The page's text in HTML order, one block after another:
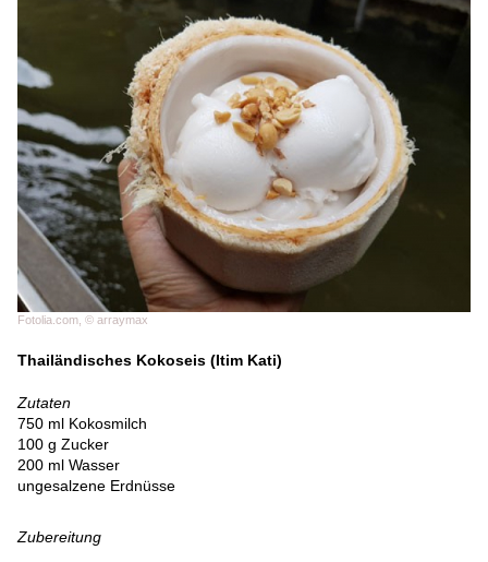
Fotolia.com, © arraymax
Thailändisches Kokoseis (Itim Kati)
Zutaten
750 ml Kokosmilch
100 g Zucker
200 ml Wasser
ungesalzene Erdnüsse
Zubereitung